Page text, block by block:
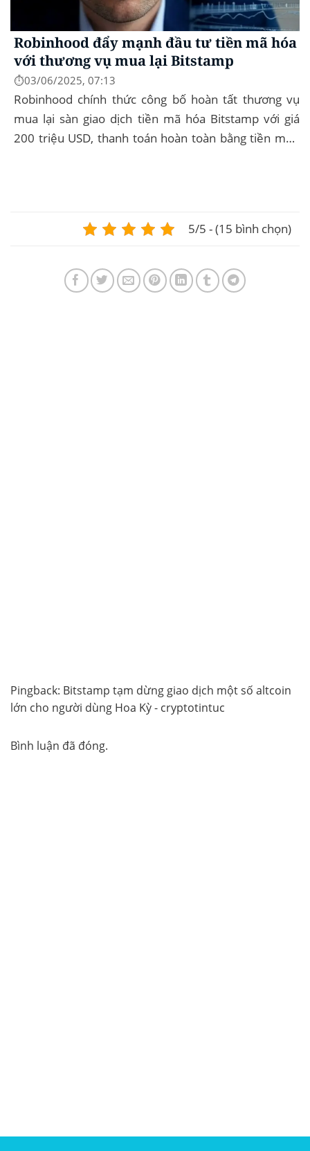
Robinhood đẩy mạnh đầu tư tiền mã hóa
với thương vụ mua lại Bitstamp
⏱️03/06/2025, 07:13
Robinhood chính thức công bố hoàn tất thương vụ
mua lại sàn giao dịch tiền mã hóa Bitstamp với giá
200 triệu USD, thanh toán hoàn toàn bằng tiền mặt.
5/5 - (15 bình chọn)
Pingback: Bitstamp tạm dừng giao dịch một số altcoin
lớn cho người dùng Hoa Kỳ - cryptotintuc
Bình luận đã đóng.